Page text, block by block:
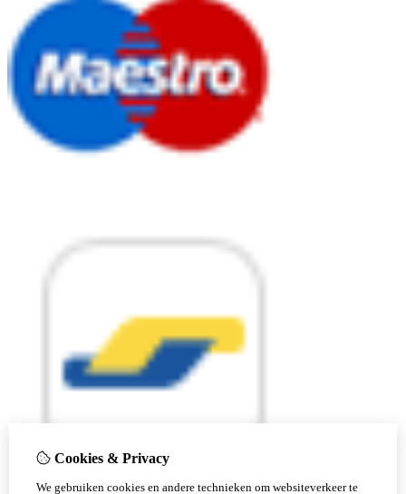
Cookies & Privacy
We gebruiken cookies en andere technieken om websiteverkeer te